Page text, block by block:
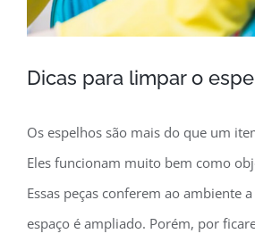
Dicas para limpar o
Os espelhos são mais do que um
Eles funcionam muito bem como
Essas peças conferem ao ambiente
espaço é ampliado. Porém, por